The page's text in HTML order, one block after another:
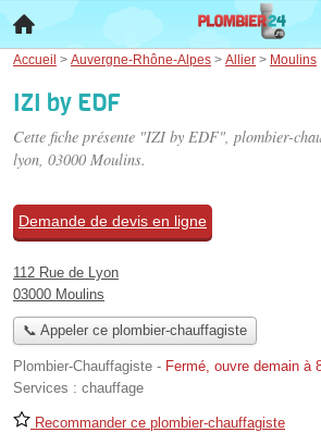
Accueil > Auvergne-Rhône-Alpes > Allier > Moulins
IZI by EDF
Cette fiche présente "IZI by EDF", plombier-
lyon, 03000 Moulins.
Demande de devis en ligne
112 Rue de Lyon
03000 Moulins
📞 Appeler ce plombier-chauffagiste
Plombier-Chauffagiste - Fermé, ouvre demain à
Services : chauffage
Recommander ce plombier-chauffagiste